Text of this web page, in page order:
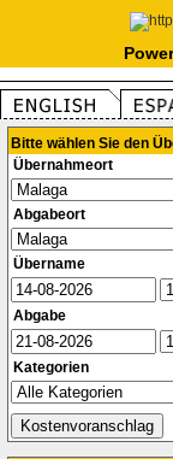
Bitte wählen Sie den
Übernahmeort
Abgabeort
Übername
Abgabe
Kategorien